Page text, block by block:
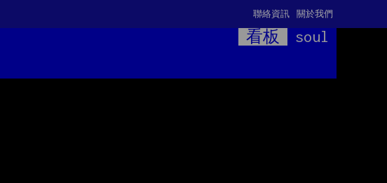
關於我們
聯絡資訊
看板
soul